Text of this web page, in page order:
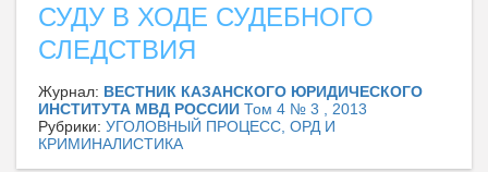
СУДУ В ХОДЕ СУДЕБНОГО
СЛЕДСТВИЯ
Журнал: ВЕСТНИК КАЗАНСКОГО ЮРИДИЧЕСКОГО
ИНСТИТУТА МВД РОССИИ Том 4 № 3 , 2013
Рубрики: УГОЛОВНЫЙ ПРОЦЕСС, ОРД И
КРИМИНАЛИСТИКА